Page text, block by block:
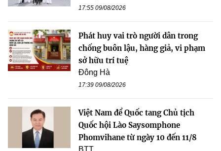
17:55 09/08/2026
Phát huy vai trò người dân trong
chống buôn lậu, hàng giả, vi phạm
sở hữu trí tuệ
Đông Hà
17:39 09/08/2026
Việt Nam để Quốc tang Chủ tịch
Quốc hội Lào Saysomphone
Phomvihane từ ngày 10 đến 11/8
BTT